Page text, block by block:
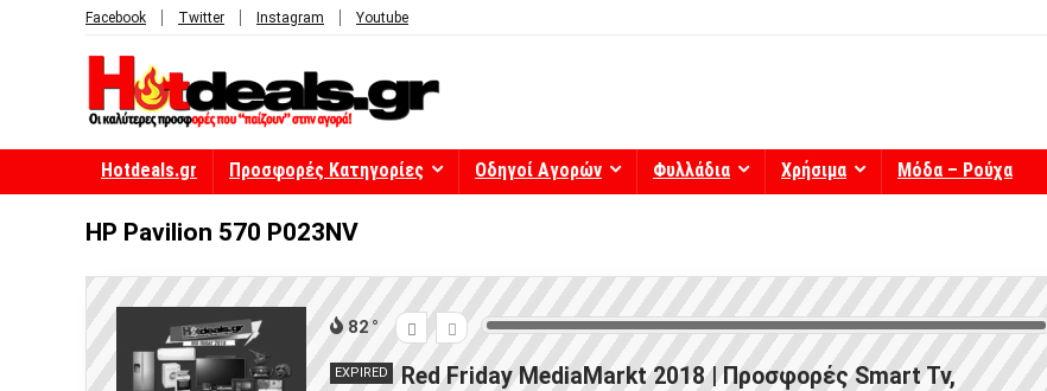
Facebook Twitter Instagram Youtube
Hotdeals.gr Προσφορές Κατηγορίες Οδηγοί Αγορών Φυλλάδια Χρήσιμα Μόδα – Ρούχα
HP Pavilion 570 P023NV
82
EXPIRED
Red Friday MediaMarkt 2018 | Προσφορές Smart Tv,